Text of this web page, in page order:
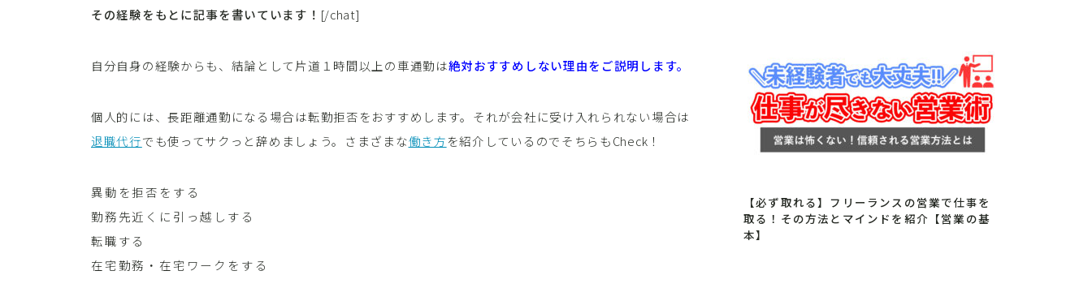
その経験をもとに記事を書いています！ [/chat]
自分自身の経験からも、結論として片道１時間以上の車通勤は絶対おすすめしない理由をご説明します。
個人的には、長距離通勤になる場合は転勤拒否をおすすめします。それが会社に受け入れられない場合は
退職代行でも使ってサクっと辞めましょう。さまざまな働き方を紹介しているのでそちらもCheck！
異動を拒否をする
勤務先近くに引っ越しする
転職する
在宅勤務・在宅ワークをする
【必ず取れる】フリーランスの営業で仕事を
取る！その方法とマインドを紹介【営業の基
本】